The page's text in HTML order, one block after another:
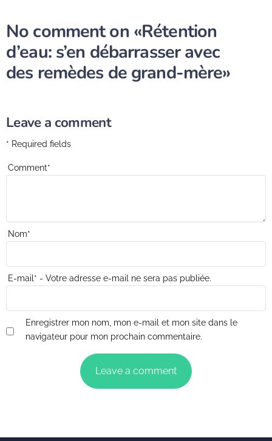
No comment on «Rétention
d’eau: s’en débarrasser avec
des remèdes de grand-mère»
Leave a comment
* Required fields
Comment*
Nom*
E-mail* - Votre adresse e-mail ne sera pas publiée.
Enregistrer mon nom, mon e-mail et mon site dans le
navigateur pour mon prochain commentaire.